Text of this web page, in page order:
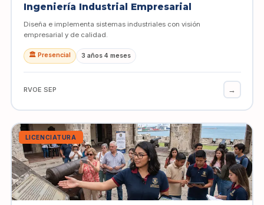
Ingeniería Industrial Empresarial
Diseña e implementa sistemas industriales con visión
empresarial y de calidad.
🏛️ Presencial 3 años 4 meses
RVOE SEP →
LICENCIATURA